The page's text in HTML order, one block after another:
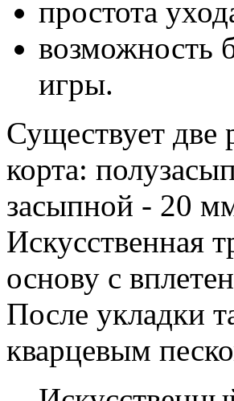
простота
возможность
игры.
Существует две
корта:
засыпной - 20
Искусственная
основу с
После укладки
кварцевым